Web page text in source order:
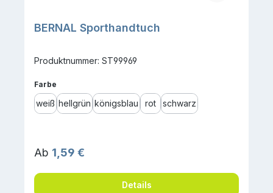
BERNAL Sporthandtuch
Produktnummer: ST99969
Farbe
weiß hellgrün königsblau rot schwarz
Regulärer Preis:
Ab 1,59 €
Details